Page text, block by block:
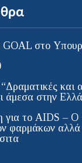
στο
και
άμεσα στην
για το AIDS – Ο
φαρμάκων